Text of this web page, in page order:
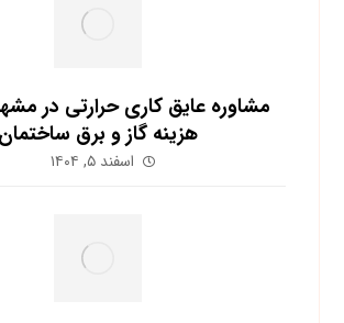
مشاوره عایق کاری حرارتی در
هزینه گاز و برق ساختمان
اسفند ۵, ۱۴۰۴